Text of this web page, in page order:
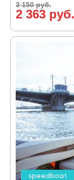
3 150 руб.
2 363 руб.
speedboat